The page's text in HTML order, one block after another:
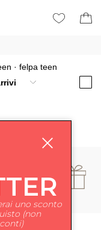
· felpa teen
uno sconto
(non